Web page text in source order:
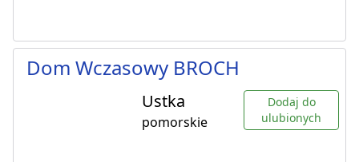
Dom Wczasowy BROCH
Ustka
pomorskie
Dodaj do
ulubionych